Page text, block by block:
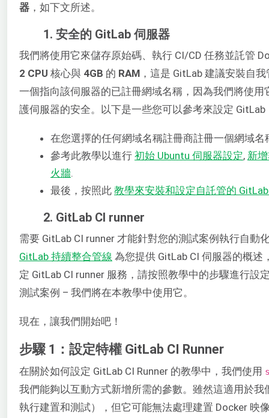
器 ，如下文所述。
1. 安全的 GitLab 伺服器
我們將使用它來儲存原始碼、執行 CI/CD 任務並託管
2 CPU 核心與 4GB 的 RAM ，這是 GitLab 建議安裝自
一個指向該伺服器的已註冊網域名稱，因為我們將使
護伺服器的安全。以下是一些您可以參考來設定
在您選擇的任何網域名稱註冊商註冊一個網域
參考此教學以進行 初始 Ubuntu 伺服器設定, 新
火牆
最後，按照此 教學來安裝和設定自託管的
2. GitLab CI runner
需要 GitLab CI runner 才能針對您的測試案例執行自動
GitLab 持續整合管線 為您提供 GitLab CI 伺服器的概
定 GitLab CI runner 服務，請按照教學中的步驟進行設
測試案例 – 我們將在本教學中使用它。
現在，讓我們開始吧！
步驟 1：設定特權 GitLab CI Runner
在關於如何設定 GitLab CI Runner 的教學中，我們使用
我們能夠以互動方式新增所需的參數。雖然這適用於
執行建置和測試），但它可能無法處理建置 Docker 映